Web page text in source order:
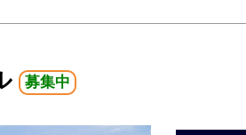
募集中